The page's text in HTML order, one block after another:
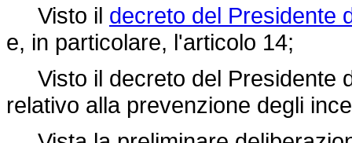
Visto il decreto del Presidente
e, in particolare, l'articolo 14;
Visto il decreto del Presidente
relativo alla prevenzione degli